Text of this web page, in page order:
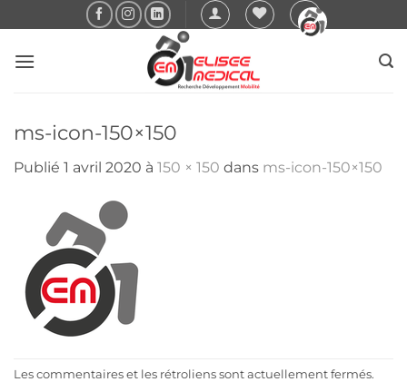
au
contenu
ms-icon-150×150
Publié 1 avril 2020 à 150 × 150 dans ms-icon-150×150
Les commentaires et les rétroliens sont actuellement fermés.